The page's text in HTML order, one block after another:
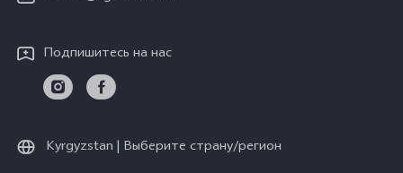
Инструкции по гарантии vivo
Стабильность
Центр конфиденциальности vivo
Подпишитесь на нас
Kyrgyzstan | Выберите страну/регион